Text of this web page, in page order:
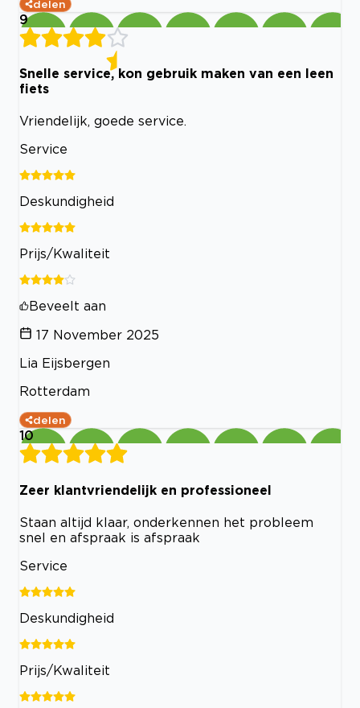
delen
9
Snelle service, kon gebruik maken van een leen
fiets
Vriendelijk, goede service.
Service
Deskundigheid
Prijs/Kwaliteit
Beveelt aan
17 November 2025
Lia Eijsbergen
Rotterdam
delen
10
Zeer klantvriendelijk en professioneel
Staan altijd klaar, onderkennen het probleem
snel en afspraak is afspraak
Service
Deskundigheid
Prijs/Kwaliteit